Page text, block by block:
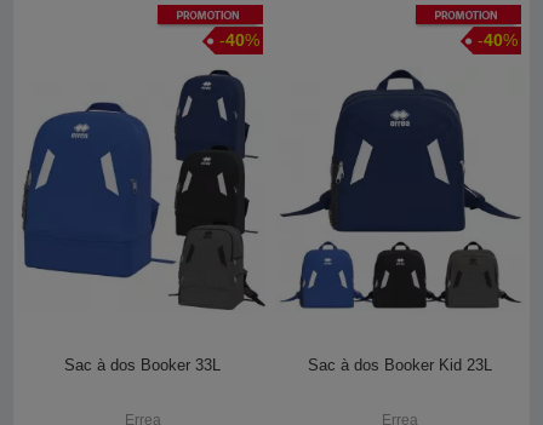
Promotion
-40%
Sac à dos Booker 33L
Errea
Promotion
-40%
Sac à dos Booker Kid 23L
Errea